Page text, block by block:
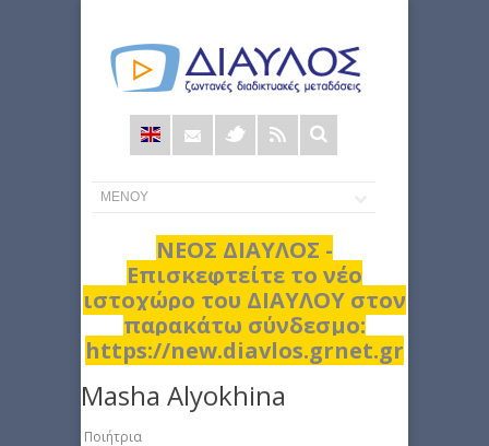
Φόρμα
αναζήτησης
ΝΕΟΣ ΔΙΑΥΛΟΣ -
Επισκεφτείτε το νέο
ιστοχώρο του ΔΙΑΥΛΟΥ στον
παρακάτω σύνδεσμο:
https://new.diavlos.grnet.gr
Masha Alyokhina
Ποιήτρια